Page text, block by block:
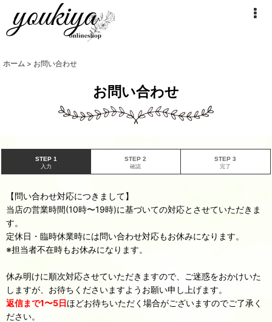
ホーム > お問い合わせ
お問い合わせ
STEP 1
入力
STEP 2
確認
STEP 3
完了
【問い合わせ対応につきまして】
当店の営業時間(10時〜19時)に基づいての対応とさせていただきま
す。
定休日・臨時休業時には問い合わせ対応もお休みになります。
※担当者不在時もお休みになります。
休み明けに順次対応させていただきますので、ご迷惑をおかけいた
しますが、お待ちくださいますようお願い申し上げます。
返信まで1〜5日ほどお待ちいただく場合がございますのでご了承く
ださい。